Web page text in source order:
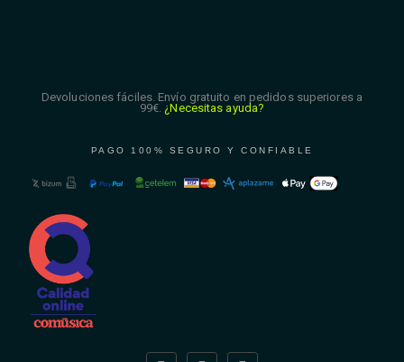
Devoluciones fáciles. Envío gratuito en pedidos superiores a
99€. ¿Necesitas ayuda?
PAGO 100% SEGURO Y CONFIABLE